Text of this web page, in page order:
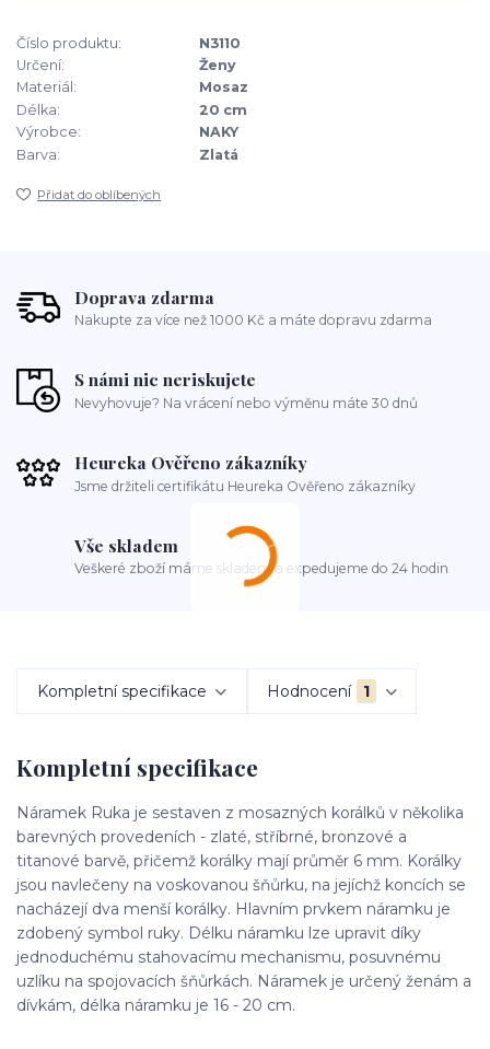
Číslo produktu:
N3110
Určení:
Ženy
Materiál:
Mosaz
Délka:
20 cm
Výrobce:
NAKY
Barva:
Zlatá
Přidat do oblíbených
Doprava zdarma
Nakupte za více než 1000 Kč a máte dopravu zdarma
S námi nic neriskujete
Nevyhovuje? Na vrácení nebo výměnu máte 30 dnů
Heureka Ověřeno zákazníky
Jsme držiteli certifikátu Heureka Ověřeno zákazníky
Vše skladem
Veškeré zboží máme skladem a expedujeme do 24 hodin
Kompletní specifikace Hodnocení 1
Kompletní specifikace
Náramek Ruka je sestaven z mosazných korálků v několika
barevných provedeních - zlaté, stříbrné, bronzové a
titanové barvě, přičemž korálky mají průměr 6 mm. Korálky
jsou navlečeny na voskovanou šňůrku, na jejíchž koncích se
nacházejí dva menší korálky. Hlavním prvkem náramku je
zdobený symbol ruky. Délku náramku lze upravit díky
jednoduchému stahovacímu mechanismu, posuvnému
uzlíku na spojovacích šňůrkách. Náramek je určený ženám a
dívkám, délka náramku je 16 - 20 cm.